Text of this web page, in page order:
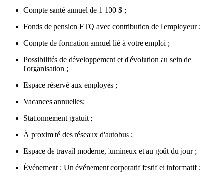
Compte santé annuel de 1 100 $ ;
Fonds de pension FTQ avec contribution de l'employeur ;
Compte de formation annuel lié à votre emploi ;
Possibilités de développement et d'évolution au sein de
l'organisation ;
Espace réservé aux employés ;
Vacances annuelles;
Stationnement gratuit ;
À proximité des réseaux d'autobus ;
Espace de travail moderne, lumineux et au goût du jour ;
Événement : Un événement corporatif festif et informatif ;